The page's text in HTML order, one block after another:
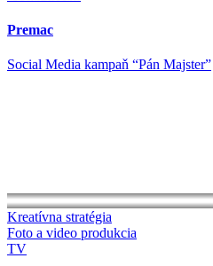
Premac
Social Media kampaň “Pán Majster”
Kreatívna stratégia
Foto a video produkcia
TV